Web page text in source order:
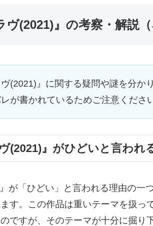
(2021)』の考察・解説（
(2021)』に関する疑問や謎を分か
が書かれているためご注意ください
(2021)』がひどいと言われ
が「ひどい」と言われる理由の一
す。この作品は重いテーマを扱っ
ですが、そのテーマが十分に掘り